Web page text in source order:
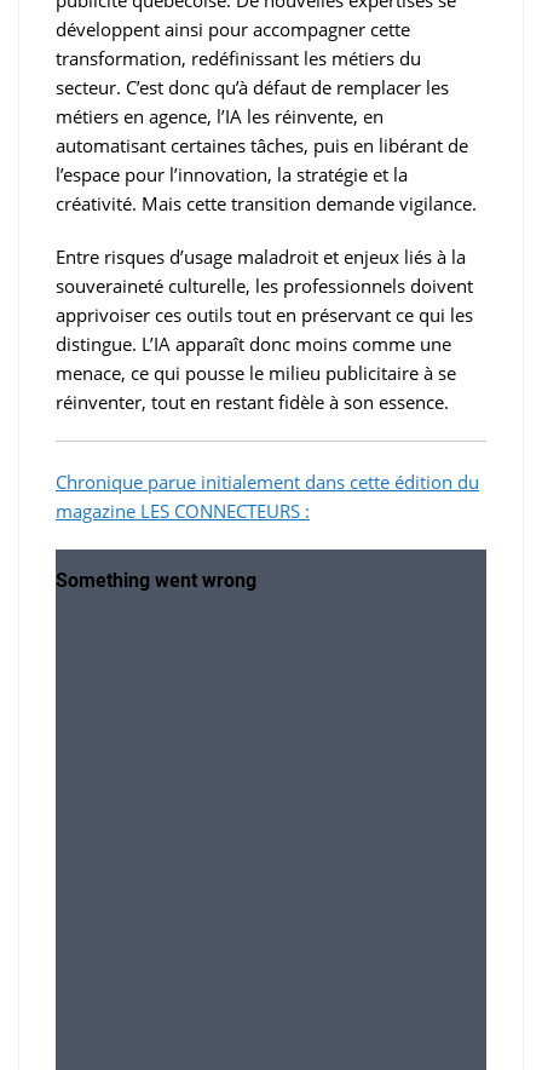
développent ainsi pour accompagner cette
transformation, redéfinissant les métiers du
secteur. C’est donc qu’à défaut de remplacer les
métiers en agence, l’IA les réinvente, en
automatisant certaines tâches, puis en libérant de
l’espace pour l’innovation, la stratégie et la
créativité. Mais cette transition demande vigilance.
Entre risques d’usage maladroit et enjeux liés à la
souveraineté culturelle, les professionnels doivent
apprivoiser ces outils tout en préservant ce qui les
distingue. L’IA apparaît donc moins comme une
menace, ce qui pousse le milieu publicitaire à se
réinventer, tout en restant fidèle à son essence.
Chronique parue initialement dans cette édition du
magazine LES CONNECTEURS :